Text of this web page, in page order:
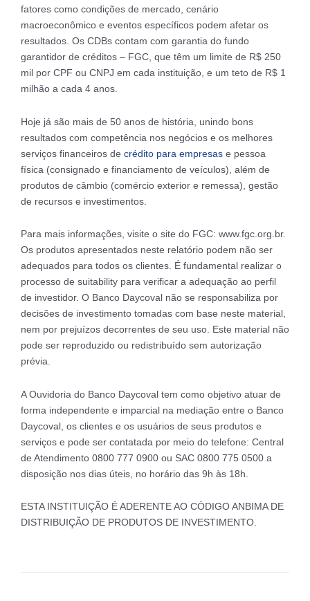
fatores como condições de mercado, cenário
macroeconômico e eventos específicos podem afetar os
resultados. Os CDBs contam com garantia do fundo
garantidor de créditos – FGC, que têm um limite de R$ 250
mil por CPF ou CNPJ em cada instituição, e um teto de R$ 1
milhão a cada 4 anos.
Hoje já são mais de 50 anos de história, unindo bons
resultados com competência nos negócios e os melhores
serviços financeiros de crédito para empresas e pessoa
física (consignado e financiamento de veículos), além de
produtos de câmbio (comércio exterior e remessa), gestão
de recursos e investimentos.
Para mais informações, visite o site do FGC: www.fgc.org.br.
Os produtos apresentados neste relatório podem não ser
adequados para todos os clientes. É fundamental realizar o
processo de suitability para verificar a adequação ao perfil
de investidor. O Banco Daycoval não se responsabiliza por
decisões de investimento tomadas com base neste material,
nem por prejuízos decorrentes de seu uso. Este material não
pode ser reproduzido ou redistribuído sem autorização
prévia.
A Ouvidoria do Banco Daycoval tem como objetivo atuar de
forma independente e imparcial na mediação entre o Banco
Daycoval, os clientes e os usuários de seus produtos e
serviços e pode ser contatada por meio do telefone: Central
de Atendimento 0800 777 0900 ou SAC 0800 775 0500 a
disposição nos dias úteis, no horário das 9h às 18h.
ESTA INSTITUIÇÃO É ADERENTE AO CÓDIGO ANBIMA DE
DISTRIBUIÇÃO DE PRODUTOS DE INVESTIMENTO.